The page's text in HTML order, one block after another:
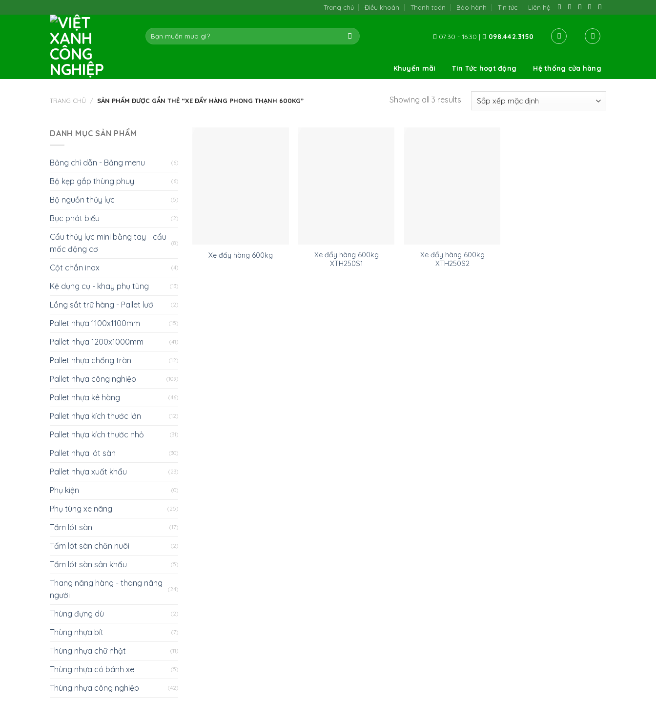
to
Trang chủ Điều khoản Thanh toán Bảo hành Tin tức Liên hệ
Tìm
kiếm:
07:30 - 16:30 | 098.442.3150
Khuyến mãi Tin Tức hoạt động Hệ thống cửa hàng
TRANG CHỦ / SẢN PHẨM ĐƯỢC GẮN THẺ “XE ĐẨY HÀNG PHONG THẠNH 600KG” Showing all 3 results
DANH MỤC SẢN PHẨM
Bảng chỉ dẫn - Bảng menu (6)
Bộ kẹp gắp thùng phuy (6)
Bộ nguồn thủy lực (5)
Bục phát biểu (2)
Cẩu thủy lực mini bằng tay - cẩu
mốc động cơ
(8)
Cột chắn inox (4)
Kệ dụng cụ - khay phụ tùng (13)
Lồng sắt trữ hàng - Pallet lưới (2)
Pallet nhựa 1100x1100mm (15)
Pallet nhựa 1200x1000mm (41)
Pallet nhựa chống tràn (12)
Pallet nhựa công nghiệp (109)
Pallet nhựa kê hàng (46)
Pallet nhựa kích thước lớn (12)
Pallet nhựa kích thước nhỏ (31)
Pallet nhựa lót sàn (30)
Pallet nhựa xuất khẩu (23)
Phụ kiện (0)
Phụ tùng xe nâng (25)
Tấm lót sàn (17)
Tấm lót sàn chăn nuôi (2)
Tấm lót sàn sân khấu (5)
Thang nâng hàng - thang nâng
người
(24)
Thùng đựng dù (2)
Thùng nhựa bít (7)
Thùng nhựa chữ nhật (11)
Thùng nhựa có bánh xe (5)
Thùng nhựa công nghiệp (42)
Xe đẩy hàng 600kg
Xe đẩy hàng 600kg
XTH250S1
Xe đẩy hàng 600kg
XTH250S2